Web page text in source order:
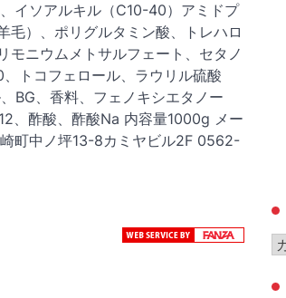
イソアルキル（C10-40）アミドプ
毛）、ポリグルタミン酸、トレハロ
モニウムメトサルフェート、セタノ
トコフェロール、ラウリル硫酸
BG、香料、フェノキシエタノー
、酢酸、酢酸Na 内容量1000g メー
町中ノ坪13-8カミヤビル2F 0562-
カ
ゴ